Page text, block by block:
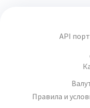
API
Правила и